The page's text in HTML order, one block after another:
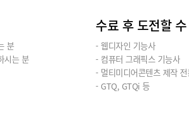
분
시는 분
수료 후 도전할
- 웹디자인 기능사
- 컴퓨터 그래픽스 기능사
- 멀티미디어콘텐츠 제작
- GTQ, GTQi 등